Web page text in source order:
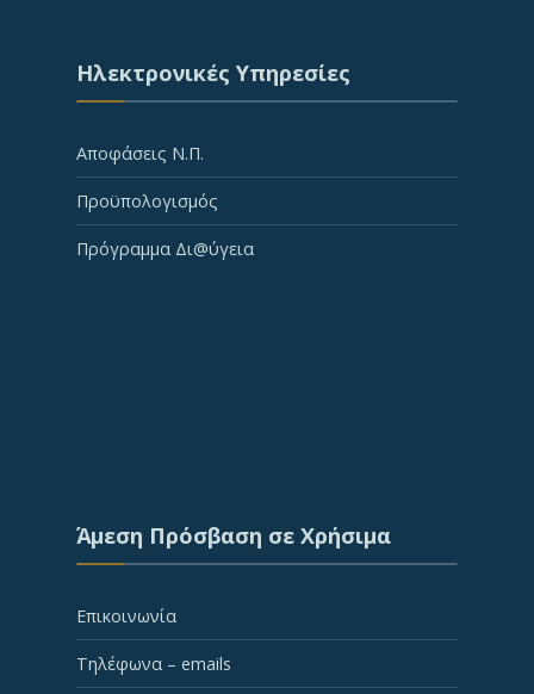
Ηλεκτρονικές Υπηρεσίες
Αποφάσεις Ν.Π.
Προϋπολογισμός
Πρόγραμμα Δι@ύγεια
Άμεση Πρόσβαση σε Χρήσιμα
Επικοινωνία
Τηλέφωνα – emails